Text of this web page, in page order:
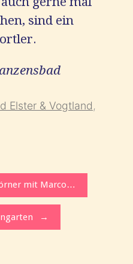
sind ein
Elster & Vogtland,
mit Marco…
→